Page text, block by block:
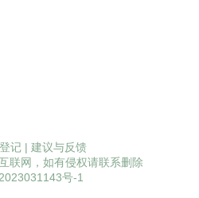
记 | 建议与反馈
联网，如有侵权请联系删除
号-1